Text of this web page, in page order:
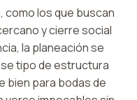
los que buscan
y cierre social
la planeación se
tipo de estructura
bien para bodas de